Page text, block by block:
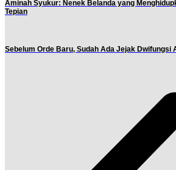
Aminah Syukur: Nenek Belanda yang
Tepian
Sebelum Orde Baru, Sudah Ada Jejak Dwifungsi